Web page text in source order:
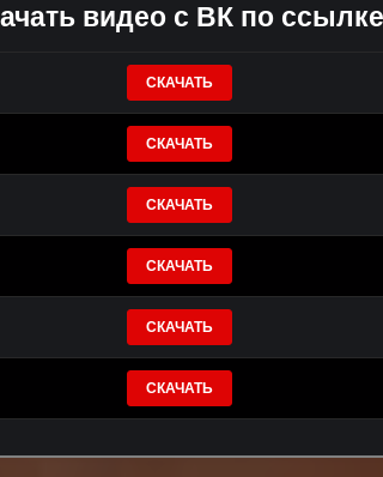
видео с ВК по ссылке
СКАЧАТЬ
СКАЧАТЬ
СКАЧАТЬ
СКАЧАТЬ
СКАЧАТЬ
СКАЧАТЬ